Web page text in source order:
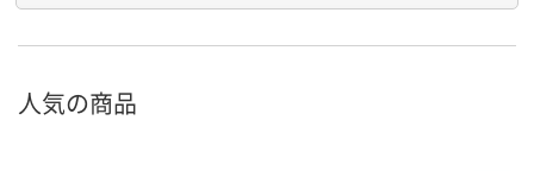
人気の商品